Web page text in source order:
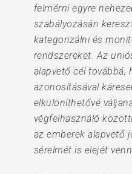
felmérni egyre
szabályozásán
kategorizálni és
rendszereket. Az
alapvető cél továbbá,
azonosításával
elkülöníthetővé
végfelhasználó
az emberek alapvető
sérelmét is elejét